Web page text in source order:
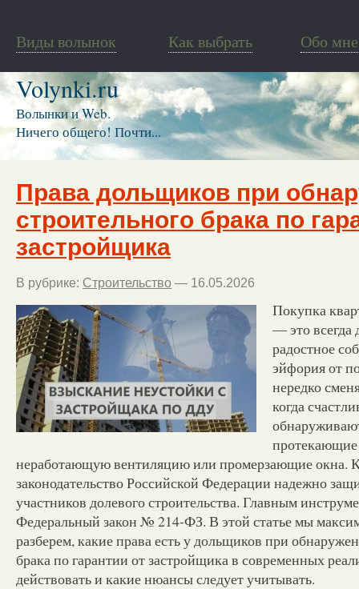
Виды волынок Как выбрать Обо мне
Volynki.ru
Волынки и Web.
Ничего общего! Почти...
Права дольщиков при
строительного брака по
застройщика
В рубрике: Строительство — 16.05.2026
Покупка
— это всегда
радостное
эйфория от
нередко
когда
неработающую вентиляцию или промерзающие окна.
законодательство Российской Федерации надежно
участников долевого строительства. Главным
Федеральный закон № 214-ФЗ. В этой статье мы
разберем, какие права есть у дольщиков при
брака по гарантии от застройщика в современных
действовать и какие нюансы следует учитывать.